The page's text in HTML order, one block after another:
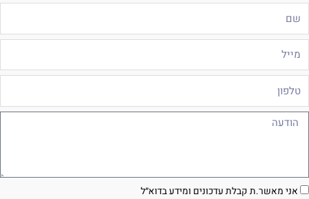
אני מאשר.ת קבלת עדכונים ומידע בדוא״ל